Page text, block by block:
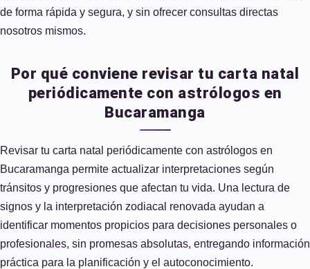
de forma rápida y segura, y sin ofrecer consultas directas
nosotros mismos.
Por qué conviene revisar tu carta natal
periódicamente con astrólogos en
Bucaramanga
Revisar tu carta natal periódicamente con astrólogos en
Bucaramanga permite actualizar interpretaciones según
tránsitos y progresiones que afectan tu vida. Una lectura de
signos y la interpretación zodiacal renovada ayudan a
identificar momentos propicios para decisiones personales o
profesionales, sin promesas absolutas, entregando información
práctica para la planificación y el autoconocimiento.